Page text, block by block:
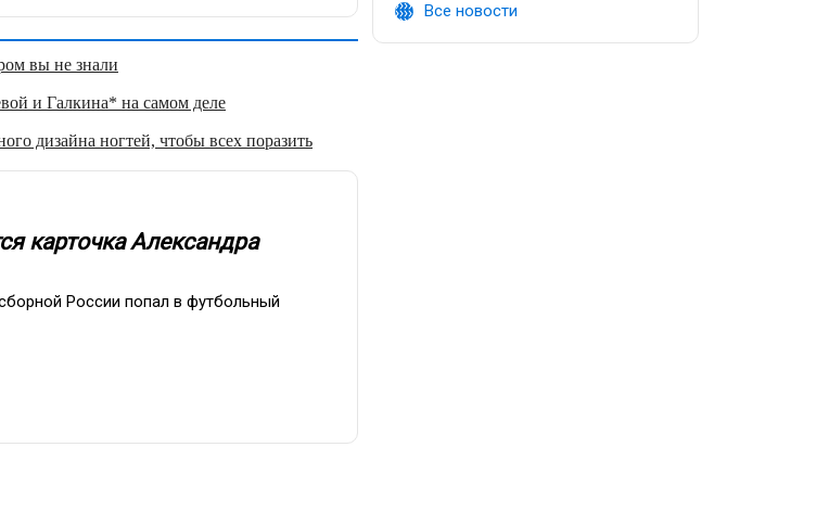
вы не знали
и Галкина* на самом деле
дизайна ногтей, чтобы всех поразить
карточка Александра
России попал в футбольный
Все новости